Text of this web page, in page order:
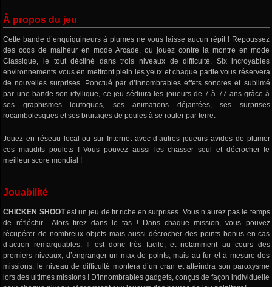
À propos du jeu
Cette bande d’enquiquineurs à plumes ne vous laisse aucun répit ! Repoussez
des coqs de malheur en mode Arcade, ou jouez contre la montre en mode
Classique, le tout décliné dans trois niveaux de difficulté. Six incroyables
environnements vous en mettront plein les yeux et chaque partie vous réservera
de nouvelles surprises. Ponctué par d’innombrables effets sonores et sublimé
par une bande-son idyllique, ce jeu séduira les joueurs de 7 à 77 ans grâce à
ses graphismes loufoques, ses animations déjantées, ses surprises
rocambolesques et ses bruitages de poules à se rouler par terre.
Jouez en réseau local ou sur Internet avec d’autres joueurs avides de plumer
ces maudits poulets ! Vous pouvez aussi les chasser seul et décrocher le
meilleur score mondial !
Jouabilité
CHICKEN SHOOTest un jeu de tir riche en surprises. Vous n’aurez pas le temps
de réfléchir... Alors tirez dans le tas ! Dans chaque mission, vous pouvez
récupérer de nombreux objets mais aussi décrocher des points bonus en cas
d’action remarquables. Il est donc très facile, et notamment au cours des
premiers niveaux, d’engranger un max de points, mais au fur et à mesure des
missions, le niveau de difficulté montera d’un cran et atteindra son paroxysme
lors des ultimes missions ! D'innombrables gadgets, conçus de façon individuelle